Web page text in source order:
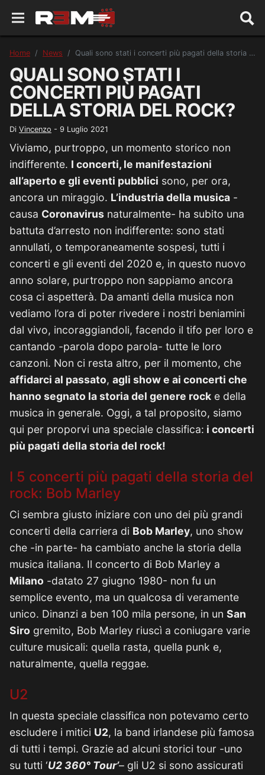
Home News Quali sono stati i concerti più pagati della storia del rock?
QUALI SONO STATI I
CONCERTI PIÙ PAGATI
DELLA STORIA DEL ROCK?
Di Vincenzo - 9 Luglio 2021
Viviamo, purtroppo, un momento storico non
indifferente. I concerti, le manifestazioni
all’aperto e gli eventi pubblici sono, per ora,
ancora un miraggio. L’industria della musica -
causa Coronavirus naturalmente- ha subito una
battuta d’arresto non indifferente: sono stati
annullati, o temporaneamente sospesi, tutti i
concerti e gli eventi del 2020 e, in questo nuovo
anno solare, purtroppo non sappiamo ancora
cosa ci aspetterà. Da amanti della musica non
vediamo l’ora di poter rivedere i nostri beniamini
dal vivo, incoraggiandoli, facendo il tifo per loro e
cantando -parola dopo parola- tutte le loro
canzoni. Non ci resta altro, per il momento, che
affidarci al passato, agli show e ai concerti che
hanno segnato la storia del genere rock e della
musica in generale. Oggi, a tal proposito, siamo
qui per proporvi una speciale classifica: i concerti
più pagati della storia del rock!
I 5 concerti più pagati della storia del
rock: Bob Marley
Ci sembra giusto iniziare con uno dei più grandi
concerti della carriera di Bob Marley, uno show
che -in parte- ha cambiato anche la storia della
musica italiana. Il concerto di Bob Marley a
Milano -datato 27 giugno 1980- non fu un
semplice evento, ma un qualcosa di veramente
unico. Dinanzi a ben 100 mila persone, in un San
Siro gremito, Bob Marley riuscì a coniugare varie
culture musicali: quella rasta, quella punk e,
naturalmente, quella reggae.
U2
In questa speciale classifica non potevamo certo
escludere i mitici U2, la band irlandese più famosa
di tutti i tempi. Grazie ad alcuni storici tour -uno
su tutti ‘U2 360° Tour’– gli U2 si sono assicurati